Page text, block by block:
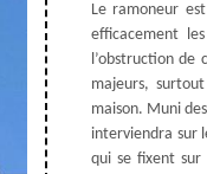
Le ramoneur
efficacement
l’obstruction de
majeurs,
maison. Muni
interviendra sur
qui se fixent sur